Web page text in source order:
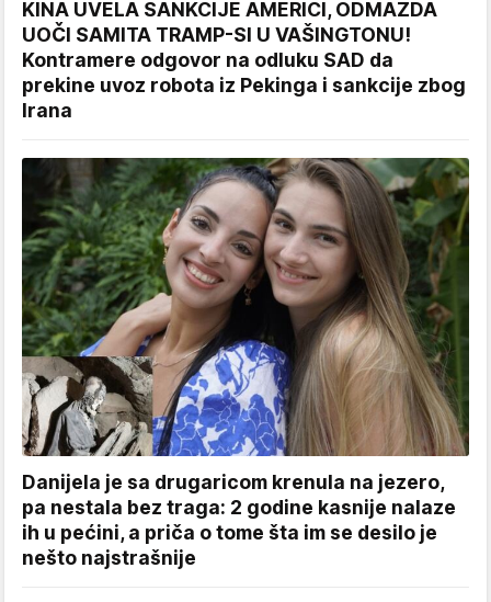
KINA UVELA SANKCIJE AMERICI, ODMAZDA
UOČI SAMITA TRAMP-SI U VAŠINGTONU!
Kontramere odgovor na odluku SAD da
prekine uvoz robota iz Pekinga i sankcije zbog
Irana
Danijela je sa drugaricom krenula na jezero,
pa nestala bez traga: 2 godine kasnije nalaze
ih u pećini, a priča o tome šta im se desilo je
nešto najstrašnije